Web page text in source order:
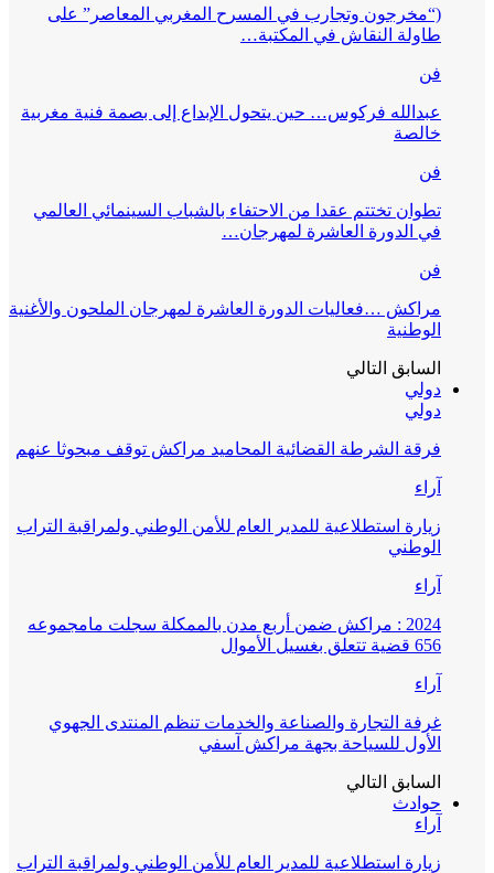
(“مخرجون وتجارب في المسرح المغربي المعاصر” على
طاولة النقاش في المكتبة…
فن
عبدالله فركوس… حين يتحول الإبداع إلى بصمة فنية مغربية
خالصة
فن
تطوان تختتم عقدا من الاحتفاء بالشباب السينمائي العالمي
في الدورة العاشرة لمهرجان…
فن
مراكش …فعاليات الدورة العاشرة لمهرجان الملحون والأغنية
الوطنية
السابق التالي
دولي
دولي
فرقة الشرطة القضائية المحاميد مراكش توقف مبحوثا عنهم
آراء
زيارة استطلاعية للمدير العام للأمن الوطني ولمراقبة التراب
الوطني
آراء
2024 : مراكش ضمن أربع مدن بالممكلة سجلت مامجموعه
656 قضية تتعلق بغسيل الأموال
آراء
غرفة التجارة والصناعة والخدمات تنظم المنتدى الجهوي
الأول للسياحة بجهة مراكش آسفي
السابق التالي
حوادث
آراء
زيارة استطلاعية للمدير العام للأمن الوطني ولمراقبة التراب